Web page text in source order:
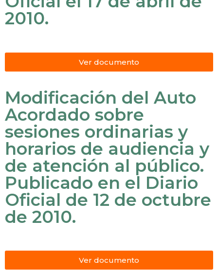
2010.
Ver documento
Modificación del Auto
Acordado sobre
sesiones ordinarias y
horarios de audiencia y
de atención al público.
Publicado en el Diario
Oficial de 12 de octubre
de 2010.
Ver documento